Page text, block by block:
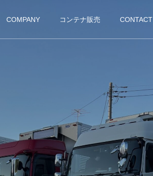
COMPANY コンテナ販売 CONTACT